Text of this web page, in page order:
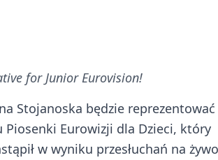
for Junior Eurovision!
Stojanoska będzie reprezentować
Piosenki Eurowizji dla Dzieci, który
w wyniku przesłuchań na